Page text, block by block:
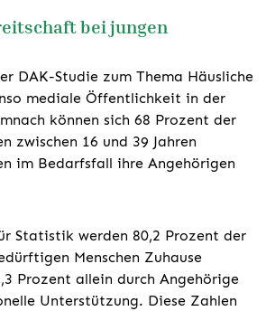
bei jungen
DAK-Studie zum Thema Häusliche
mediale Öffentlichkeit in der
können sich 68 Prozent der
zwischen 16 und 39 Jahren
im Bedarfsfall ihre Angehörigen
Statistik werden 80,2 Prozent der
Menschen Zuhause
Prozent allein durch Angehörige
Unterstützung. Diese Zahlen